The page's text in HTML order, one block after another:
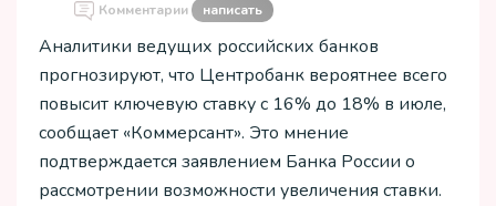
Комментарии написать
Аналитики ведущих российских банков
прогнозируют, что Центробанк вероятнее всего
повысит ключевую ставку с 16% до 18% в июле,
сообщает «Коммерсант». Это мнение
подтверждается заявлением Банка России о
рассмотрении возможности увеличения ставки.